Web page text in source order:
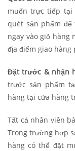
muốn trực tiếp tại
quét sản phẩm
ngay vào giỏ hàng
địa điểm giao hàng
Đặt trước & nhận
trước sản phẩm
hàng tại cửa hàng
Tất cả nhân viên
Trong trường hợp
hàng có thể đặt